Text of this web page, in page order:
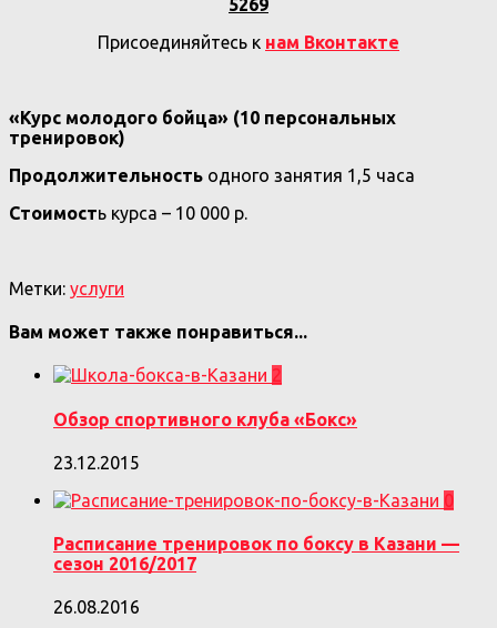
5269
Присоединяйтесь к нам Вконтакте
«Курс молодого бойца» (10 персональных
тренировок)
Продолжительность одного занятия 1,5 часа
Стоимость курса – 10 000 р.
Метки: услуги
Вам может также понравиться...
2
Обзор спортивного клуба «Бокс»
23.12.2015
0
Расписание тренировок по боксу в Казани —
сезон 2016/2017
26.08.2016